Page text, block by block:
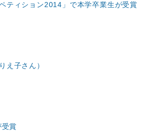
ティション2014」で本学卒業生が受賞
え子さん）
受賞